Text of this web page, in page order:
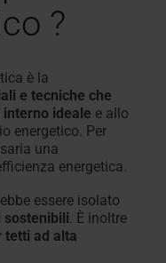
?
è la
e tecniche che
ideale e allo
energetico. Per
una
energetica.
essere isolato
sostenibili. È inoltre
tetti ad alta